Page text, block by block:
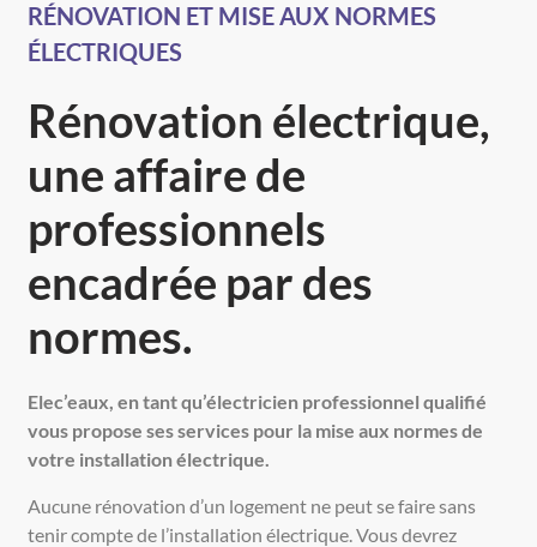
RÉNOVATION ET MISE AUX NORMES
ÉLECTRIQUES
Rénovation électrique,
une affaire de
professionnels
encadrée par des
normes.
Elec’eaux, en tant qu’électricien professionnel qualifié
vous propose ses services pour la mise aux normes de
votre installation électrique.
Aucune rénovation d’un logement ne peut se faire sans
tenir compte de l’installation électrique. Vous devrez